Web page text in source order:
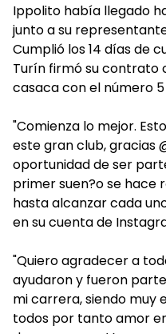
Ippolito había llegado
junto a su
Cumplió los 14 días de
Turín firmó su contrato
casaca con el número
"Comienza lo mejor.
este gran club, gracias
oportunidad de ser
primer suen?o se hace
hasta alcanzar cada
en su cuenta de
"Quiero agradecer a
ayudaron y fueron
mi carrera, siendo muy
todos por tanto amor